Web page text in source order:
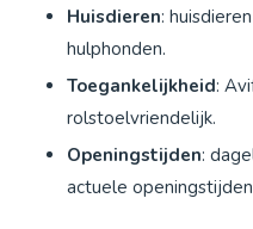
Huisdieren:
hulphonden.
Toegankelijkheid:
rolstoelvriendelijk.
Openingstijden:
actuele